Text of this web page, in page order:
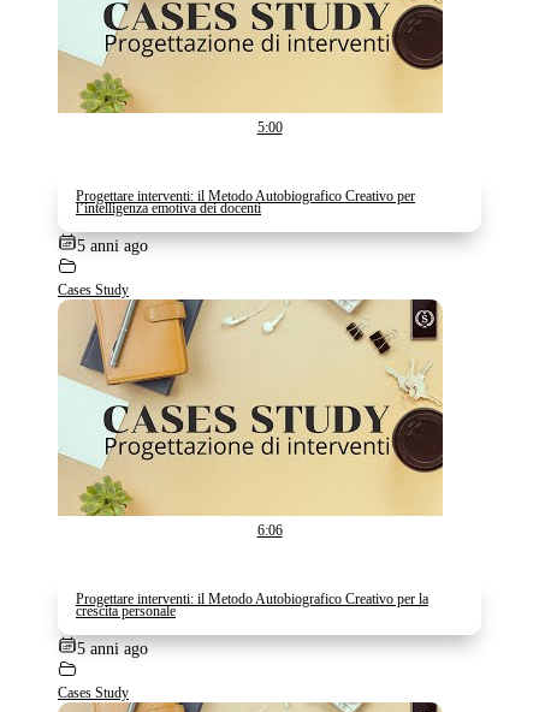
5:00
Progettare interventi: il Metodo Autobiografico Creativo per
l’intelligenza emotiva dei docenti
5 anni ago
Cases Study
6:06
Progettare interventi: il Metodo Autobiografico Creativo per la
crescita personale
5 anni ago
Cases Study